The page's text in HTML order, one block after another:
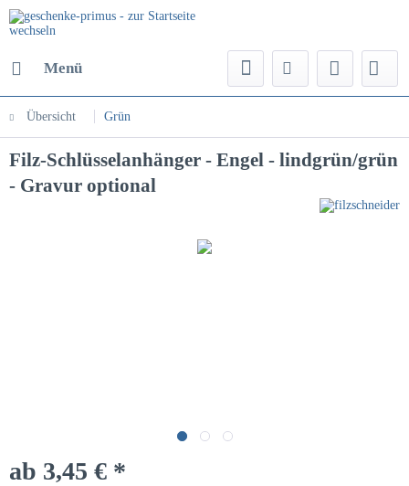
Menü
Übersicht Grün
Filz-Schlüsselanhänger - Engel - lindgrün/grün
- Gravur optional
ab 3,45 € *